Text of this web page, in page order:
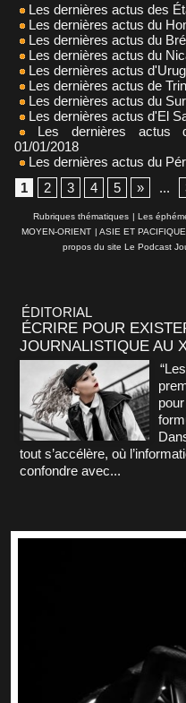
Les dernières actus des
Les dernières actus du
Les dernières actus du
Les dernières actus du
Les dernières actus
Les dernières actus de
Les dernières actus du
Les dernières actus d'El
Les dernières actus
01/01/2018
Les dernières actus du
1
2 3 4 5 » ...
Rubriques thématiques | Les
MOYEN-ORIENT | ASIE ET PACIFIQUE
propos du site Le Podcast
ÉDITORIAL
ÉCRIRE POUR
JOURNALISTIQUE AU
tout s’accélère, où
confondre avec...